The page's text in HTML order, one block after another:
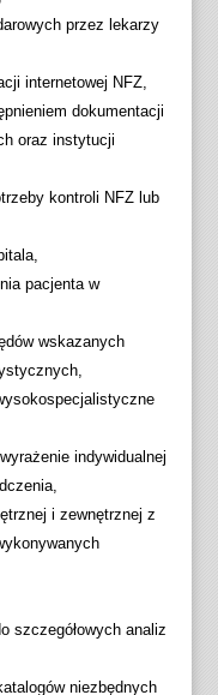
przez lekarzy
internetowej NFZ,
dokumentacji
oraz instytucji
kontroli NFZ lub
pacjenta w
wskazanych
indywidualnej
i zewnętrznej z
szczegółowych analiz
niezbędnych